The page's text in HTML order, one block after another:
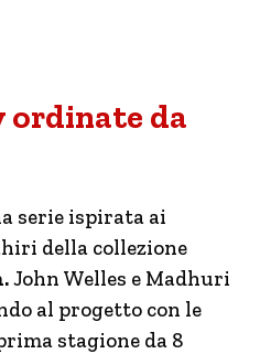
ordinate da
serie ispirata ai
della collezione
John Welles e Madhuri
al progetto con le
stagione da 8